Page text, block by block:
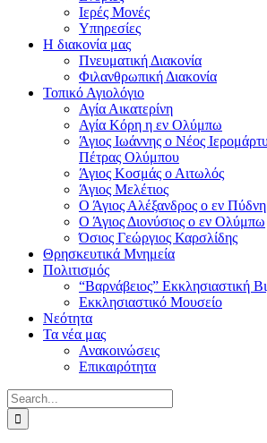
Ιερές Μονές
Υπηρεσίες
Η διακονία μας
Πνευματική Διακονία
Φιλανθρωπική Διακονία
Τοπικό Αγιολόγιο
Αγία Αικατερίνη
Αγία Κόρη η εν Ολύμπω
Άγιος Ιωάννης ο Νέος
Πέτρας Ολύμπου
Άγιος Κοσμάς ο Αιτωλός
Άγιος Μελέτιος
Ο Άγιος Αλέξανδρος ο εν Πύδνη
Ο Άγιος Διονύσιος ο εν Ολύμπω
Όσιος Γεώργιος Καρσλίδης
Θρησκευτικά Μνημεία
Πολιτισμός
“Βαρνάβειος” Εκκλησιαστική
Εκκλησιαστικό Μουσείο
Νεότητα
Τα νέα μας
Ανακοινώσεις
Επικαιρότητα
Search
for: